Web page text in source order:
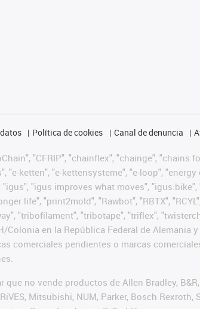
Política de cookies Canal de denuncia
"CFRIP", "chainflex", "chainge", "chains
"e-ketten", "e-kettensysteme", "e-loop",
"igus improves what moves",
life", "print2mold", "Rawbot", "RBTX",
"tribofilament", "tribotape", "triflex",
Colonia en la República Federal de
comerciales pendientes o marcas
no vende productos de Allen Bradley,
Mitsubishi, NUM, Parker, Bosch